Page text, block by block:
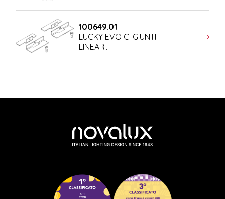
100649.01
LUCKY EVO C: GIUNTI
LINEARI.